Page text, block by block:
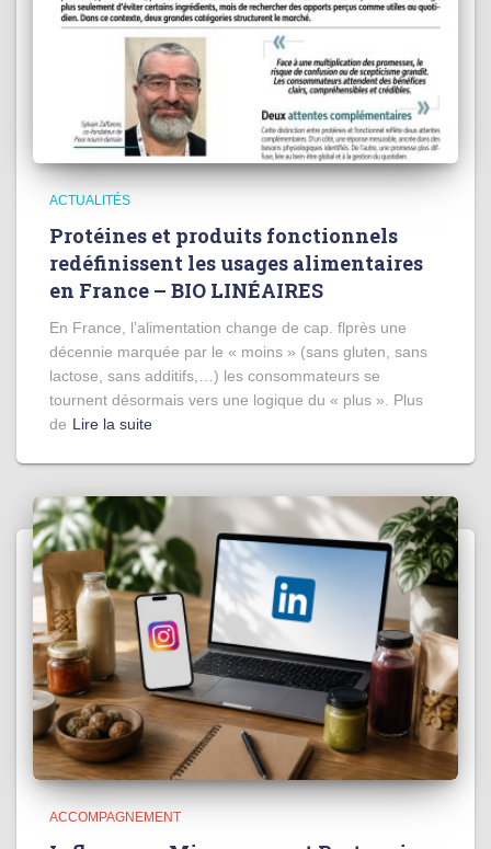
ACTUALITÉS
Protéines et produits fonctionnels
redéfinissent les usages alimentaires
en France – BIO LINÉAIRES
En France, l’alimentation change de cap. flprès une
décennie marquée par le « moins » (sans gluten, sans
lactose, sans additifs,…) les consommateurs se
tournent désormais vers une logique du « plus ». Plus
de Lire la suite
ACCOMPAGNEMENT